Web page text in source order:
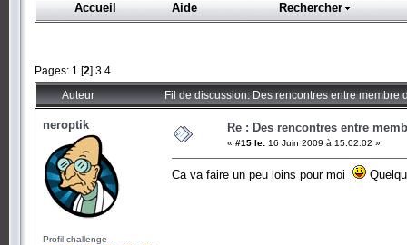
Accueil Aide Rechercher
Pages: 1 [2] 3 4
Auteur Fil de discussion: Des rencontres entre membre
neroptik
Profil challenge
Re : Des rencontres entre
« #15 le: 16 Juin 2009 à 15:02:02 »
Ca va faire un peu loins pour moi